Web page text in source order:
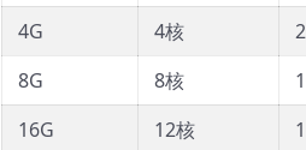
4G
4核
8G
8核
16G
12核